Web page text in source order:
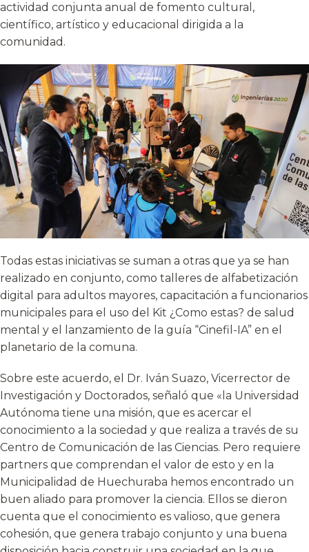
actividad conjunta anual de fomento cultural,
científico, artístico y educacional dirigida a la
comunidad.
Todas estas iniciativas se suman a otras que ya se han
realizado en conjunto, como talleres de alfabetización
digital para adultos mayores, capacitación a funcionarios
municipales para el uso del Kit ¿Como estas? de salud
mental y el lanzamiento de la guía “Cinefil-IA” en el
planetario de la comuna.
Sobre este acuerdo, el Dr. Iván Suazo, Vicerrector de
Investigación y Doctorados, señaló que «la Universidad
Autónoma tiene una misión, que es acercar el
conocimiento a la sociedad y que realiza a través de su
Centro de Comunicación de las Ciencias. Pero requiere
partners que comprendan el valor de esto y en la
Municipalidad de Huechuraba hemos encontrado un
buen aliado para promover la ciencia. Ellos se dieron
cuenta que el conocimiento es valioso, que genera
cohesión, que genera trabajo conjunto y una buena